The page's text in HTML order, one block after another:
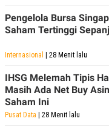
Y.
I
L
N
G
G
A
N
K
N
E
R
J
A
Pengelola Bursa
Saham Tertinggi
Internasional | 28 Menit lalu
IHSG Melemah Tipis
Masih Ada Net Buy
Saham Ini
Pusat Data | 28 Menit lalu